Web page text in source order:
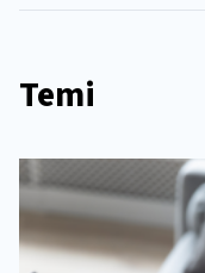
Temi